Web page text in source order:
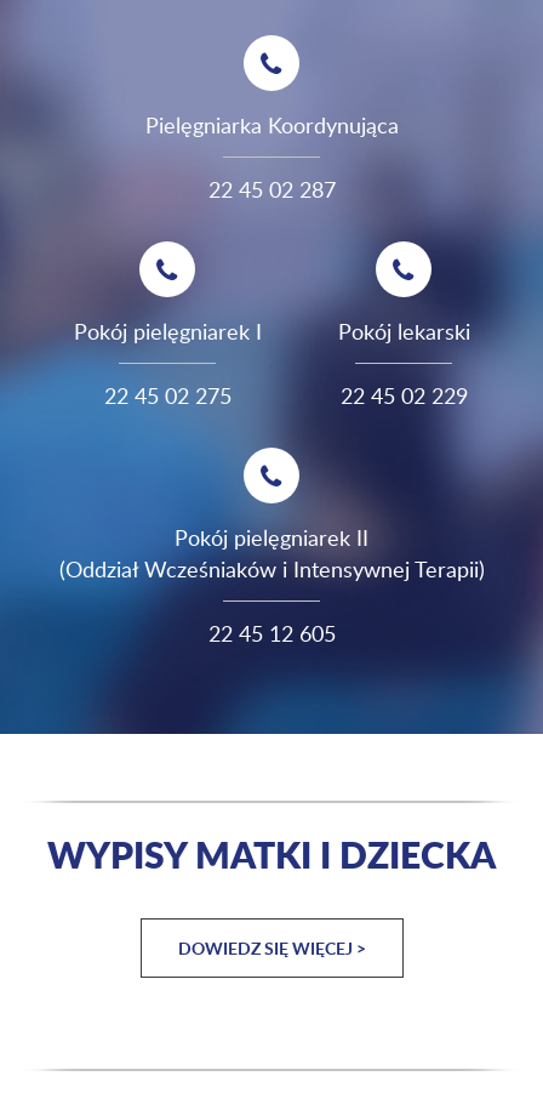
Pielęgniarka Koordynująca
22 45 02 287
Pokój pielęgniarek I
22 45 02 275
Pokój lekarski
22 45 02 229
Pokój pielęgniarek II
(Oddział Wcześniaków i Intensywnej Terapii)
22 45 12 605
WYPISY MATKI I DZIECKA
DOWIEDZ SIĘ WIĘCEJ >